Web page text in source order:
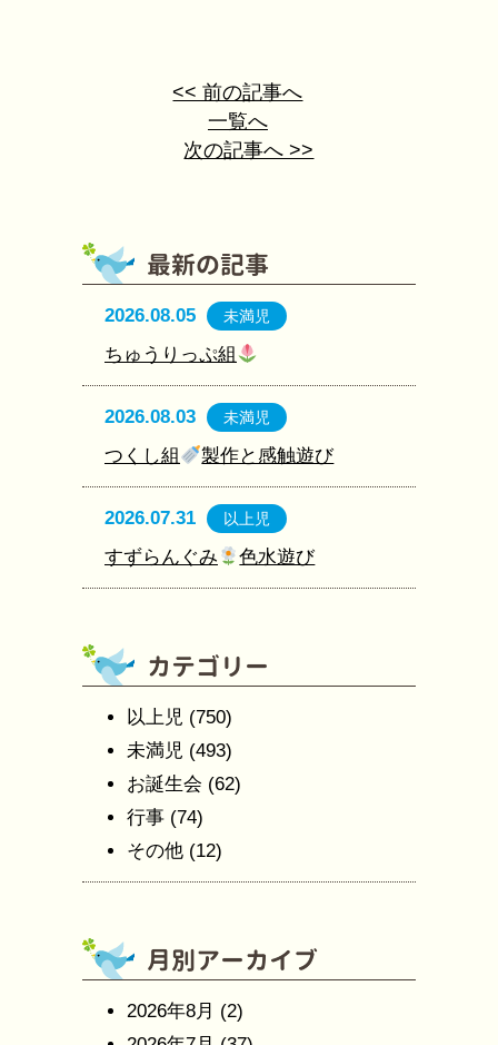
<< 前の記事へ
一覧へ
次の記事へ >>
2026.08.05 未満児
ちゅうりっぷ組
2026.08.03 未満児
つくし組 製作と感触遊び
2026.07.31 以上児
すずらんぐみ 色水遊び
以上児 (750)
未満児 (493)
お誕生会 (62)
行事 (74)
その他 (12)
2026年8月 (2)